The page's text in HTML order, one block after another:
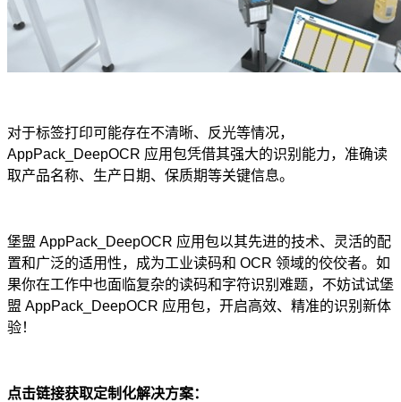
对于标签打印可能存在不清晰、反光等情况，
AppPack_DeepOCR 应用包凭借其强大的识别能力，准确读
取产品名称、生产日期、保质期等关键信息。
堡盟 AppPack_DeepOCR 应用包以其先进的技术、灵活的配
置和广泛的适用性，成为工业读码和 OCR 领域的佼佼者。如
果你在工作中也面临复杂的读码和字符识别难题，不妨试试堡
盟 AppPack_DeepOCR 应用包，开启高效、精准的识别新体
验！
点击链接获取定制化解决方案：